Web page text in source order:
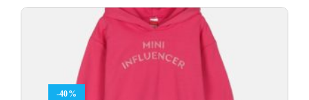
15.00€.9.00€.
-40%